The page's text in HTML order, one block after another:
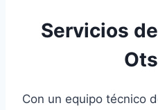
Servicios
Con un equipo técnico